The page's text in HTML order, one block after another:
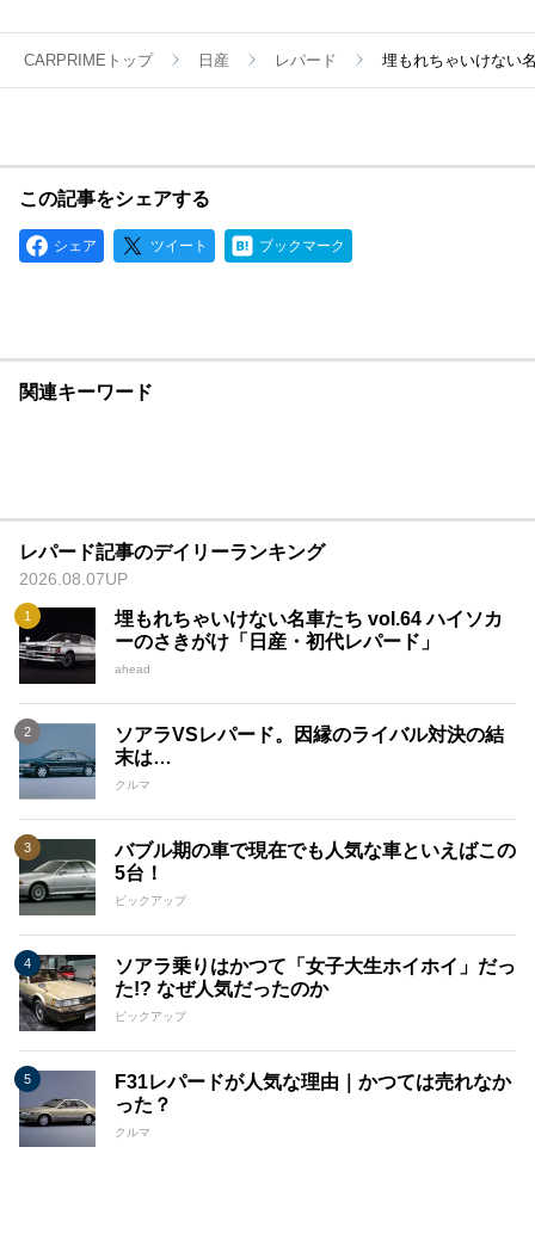
CARPRIMEトップ 日産 レパード 埋もれちゃいけない
この記事をシェアする
シェア ツイート ブックマーク
関連キーワード
レパード記事のデイリーランキング
2026.08.07UP
埋もれちゃいけない名車たち vol.64 ハイソカ
ーのさきがけ「日産・初代レパード」
ahead
ソアラVSレパード。因縁のライバル対決の結
末は…
クルマ
バブル期の車で現在でも人気な車といえばこの
5台！
ピックアップ
ソアラ乗りはかつて「女子大生ホイホイ」だっ
た!? なぜ人気だったのか
ピックアップ
F31レパードが人気な理由｜かつては売れなか
った？
クルマ